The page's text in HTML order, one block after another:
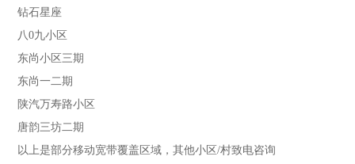
钻石星座
八0九小区
东尚小区三期
东尚一二期
陕汽万寿路小区
唐韵三坊二期
以上是部分移动宽带覆盖区域，其他小区/村致电咨询